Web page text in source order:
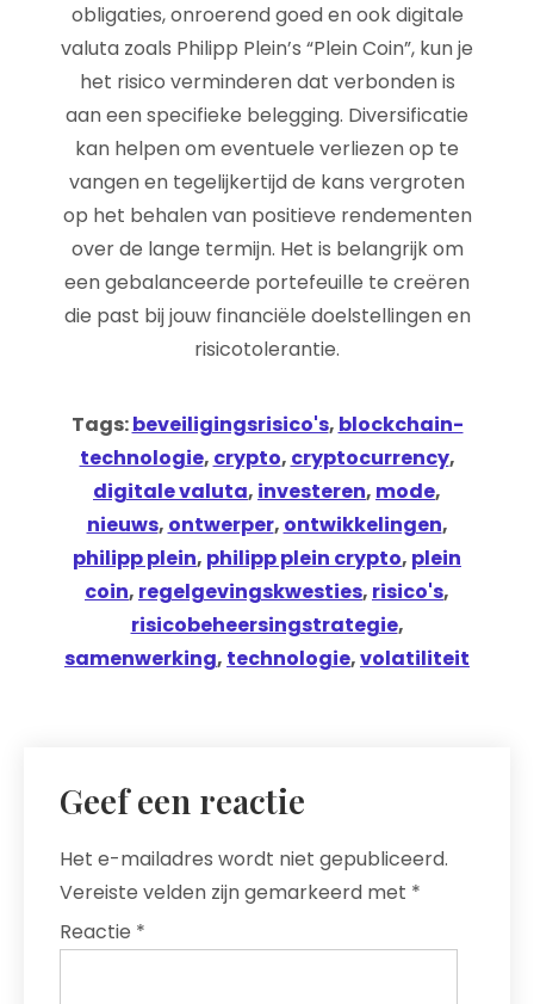
obligaties, onroerend goed en ook digitale
valuta zoals Philipp Plein’s “Plein Coin”, kun je
het risico verminderen dat verbonden is
aan een specifieke belegging. Diversificatie
kan helpen om eventuele verliezen op te
vangen en tegelijkertijd de kans vergroten
op het behalen van positieve rendementen
over de lange termijn. Het is belangrijk om
een gebalanceerde portefeuille te creëren
die past bij jouw financiële doelstellingen en
risicotolerantie.
Tags:beveiligingsrisico's, blockchain-
technologie, crypto, cryptocurrency,
digitale valuta, investeren, mode,
nieuws, ontwerper, ontwikkelingen,
philipp plein, philipp plein crypto, plein
coin, regelgevingskwesties, risico's,
risicobeheersingstrategie,
samenwerking, technologie,volatiliteit
Geef een reactie
Het e-mailadres wordt niet gepubliceerd.
Vereiste velden zijn gemarkeerd met *
Reactie *